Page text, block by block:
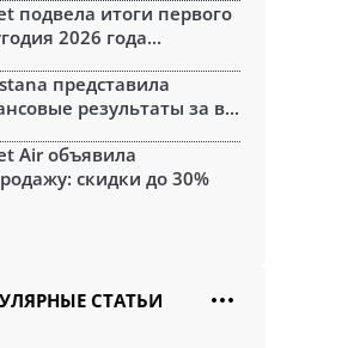
подвела итоги первого
2026 года...
представила
результаты за в...
Air объявила
скидки до 30%
СТАТЬИ